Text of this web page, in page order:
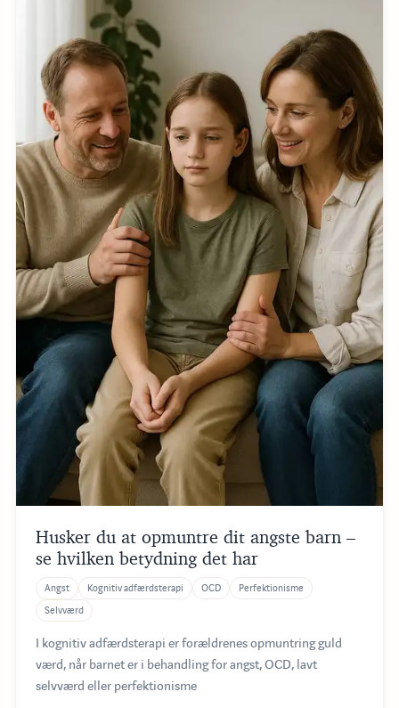
Husker du at opmuntre dit angste barn –
se hvilken betydning det har
Angst Kognitiv adfærdsterapi OCD
Perfektionisme
Selvværd
I kognitiv adfærdsterapi er forældrenes opmuntring guld
værd, når barnet er i behandling for angst, OCD, lavt
selvværd eller perfektionisme